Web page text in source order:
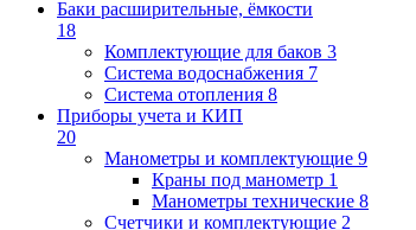
Баки расширительные, ёмкости
18
Комплектующие для баков 3
Система водоснабжения 7
Система отопления 8
Приборы учета и КИП
20
Манометры и комплектующие 9
Краны под манометр 1
Манометры технические 8
Счетчики и комплектующие 2